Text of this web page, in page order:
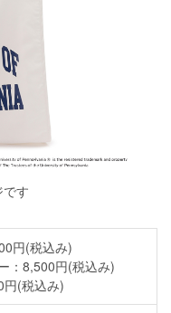
す
円(税込み)
：8,500円(税込み)
円(税込み)